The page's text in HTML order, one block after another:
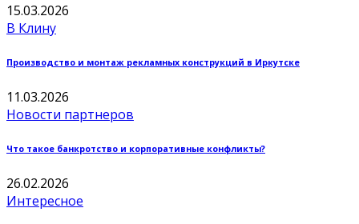
15.03.2026
В Клину
Производство и монтаж рекламных конструкций в Иркутске
11.03.2026
Новости партнеров
Что такое банкротство и корпоративные конфликты?
26.02.2026
Интересное